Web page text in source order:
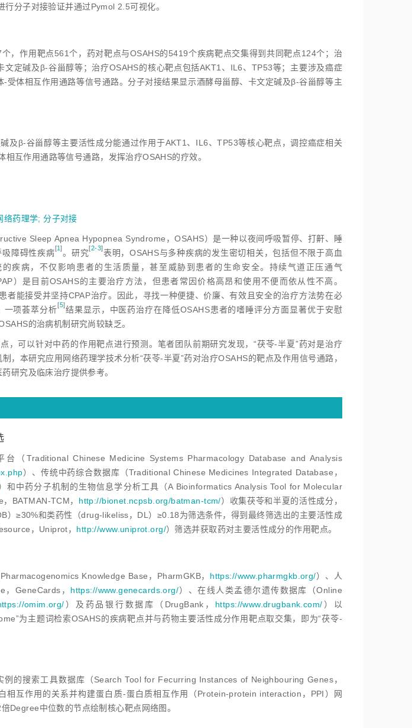
分子对接验证并通过Pymol 2.5可视化。
，作用靶点561个，药对靶点与OSAHS的5419个疾病靶点交集得到共同靶点124个；治
文定碱及β-谷甾醇等；治疗OSAHS的核心靶点包括AKT1、IL6、TP53等；主要涉及癌症
受体相互作用通路等信号通路。分子对接结果显示酒酵母甾醇、卡文定碱及β-谷甾醇等主
及β-谷甾醇等主要活性成分能通过作用于AKT1、IL6、TP53等核心靶点，调控癌症相关
互作用通路等信号通路，发挥治疗OSAHS的疗效。
络药理学;分子对接
Sleep Apnea Hypopnea Syndrome，OSAHS）是一种以夜间呼吸暂停、打鼾、睡
障碍性疾病[1]。研究[2-3]表明，OSAHS与多种疾病的发生密切相关，包括但不限于高血
疾病，不仅影响患者的生活质量，甚至威胁到患者的生命安全。持续气道正压通气
）是目前OSAHS的主要治疗方法，但患者常因价格高昂和使用不便而依从性不高。
者能接受并坚持CPAP治疗。因此，寻找一种便捷、价廉、有效且安全的治疗方法势在必
一项荟萃分析[5]结果显示，中医药治疗在降低OSAHS患者的嗜睡评分方面显著优于安慰
的治病机制研究尚较缺乏。
，可以针对中药的作用靶点进行预测。笔者团队前期研究发现，“茯苓-半夏”药对是治疗
，本研究应用网络药理学技术分析“茯苓-半夏”药对治疗OSAHS的靶点及作用信号通路，
研究及临床治疗提供参考。
（Traditional Chinese Medicine Systems Pharmacology Database and Analysis
）、传统中药综合数据库（Traditional Chinese Medicines Integrated Database，
和中药分子机制的生物信息学分析工具（A Bioinformatics Analysis Tool for Molecular
BATMAN-TCM， http://bionet.ncpsb.org/batman-tcm/）收集茯苓和半夏的活性成分，
）≥30%和类药性（drug-likeliss，DL）≥0.18为筛选条件，得到最终筛选出的主要活性成
，Uniprot， http://www.uniprot.org/）筛选并获取药对主要活性成分的作用靶点。
Knowledge Base，PharmGKB， https://www.pharmgkb.org/）、人
GeneCards， https://www.genecards.org/）、在线人类孟德尔遗传数据库（Online
omim.org/ ）及药品银行数据库（DrugBank， https://www.drugbank.com/ ）以
为主题词检索OSAHS的疾病靶点并与药物主要活性成分作用靶点取交集，即为“茯苓-
例的搜索工具数据库（Search Tool for Fecurring Instances of Neighbouring Genes，
相互作用的关系并构建蛋白质-蛋白质相互作用（Protein-protein interaction，PPI）网
倍Degree中位数的节点绘制核心靶点网络图。